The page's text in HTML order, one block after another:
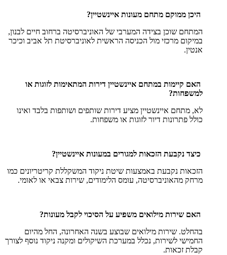
היכן ממוקם מתחם מעונות איינשטיין?
המתחם שוכן בצידה המערבי של האוניברסיטה ברחוב חיים לבנון,
במיקום מרכזי מול הכניסה הראשית לאוניברסיטת תל אביב וכיכר
אנטין.
האם קיימות במתחם איינשטיין דירות המתאימות לזוגות או
למשפחות?
לא, מתחם איינשטיין מציע דירות שותפים ושותפות בלבד ואינו
כולל פתרונות דיור לזוגות או משפחות.
כיצד נקבעת הזכאות למגורים במעונות איינשטיין?
הזכאות נקבעת באמצעות שיטת ניקוד המשקללת קריטריונים כמו
מרחק מהאוניברסיטה, עומס הלימודים, שירות צבאי או לאומי.
האם שירות מילואים משפיע על הסיכוי לקבל מעונות?
בהחלט. שירות מילואים שבוצע בשנה האחרונה, החל מהיום
החמישי לשירות, נכלל במערכת השיקולים ומקנה ניקוד נוסף לצורך
קבלת זכאות.